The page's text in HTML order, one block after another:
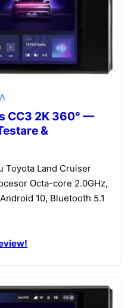
CC3 2K 360° —
&
Toyota Land Cruiser
Octa-core 2.0GHz,
10, Bluetooth 5.1